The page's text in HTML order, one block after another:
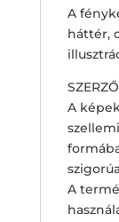
A
háttér,
A
A